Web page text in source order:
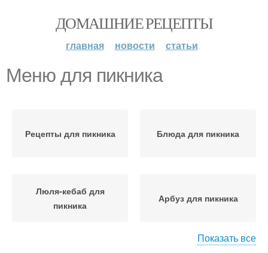
ДОМАШНИЕ РЕЦЕПТЫ
главная новости статьи
Меню для пикника
Рецепты для пикника Блюда для пикника
Люля-кебаб для
пикника
Арбуз для пикника
Показать все